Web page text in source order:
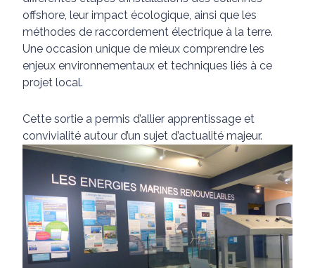
offshore, leur impact écologique, ainsi que les
méthodes de raccordement électrique à la terre.
Une occasion unique de mieux comprendre les
enjeux environnementaux et techniques liés à ce
projet local.
Cette sortie a permis d’allier apprentissage et
convivialité autour d’un sujet d’actualité majeur.